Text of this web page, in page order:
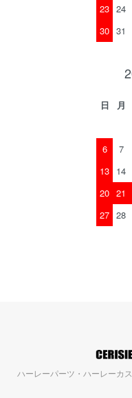
23 24
30 31
日 月
6
7
13 14
20 21
27 28
ハーレーパーツ・ハーレーカ